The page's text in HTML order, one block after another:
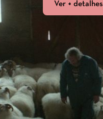
Ver + detalhes